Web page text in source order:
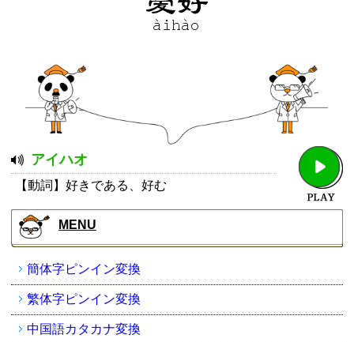
アイハオ
【動詞】好きである、好む
MENU
簡体字ピンイン変換
繁体字ピンイン変換
中国語カタカナ変換